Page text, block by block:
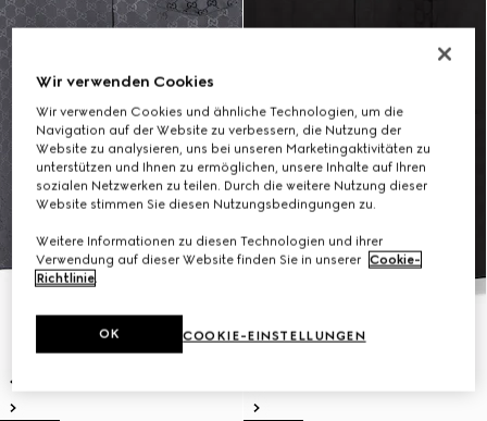
Wir verwenden Cookies
Wir verwenden Cookies und ähnliche Technologien, um die
Navigation auf der Website zu verbessern, die Nutzung der
Website zu analysieren, uns bei unseren Marketingaktivitäten zu
unterstützen und Ihnen zu ermöglichen, unsere Inhalte auf Ihren
sozialen Netzwerken zu teilen. Durch die weitere Nutzung dieser
Website stimmen Sie diesen Nutzungsbedingungen zu.
Weitere Informationen zu diesen Technologien und ihrer
Verwendung auf dieser Website finden Sie in unserer Cookie-
Richtlinie.
COOKIE-EINSTELLUNGEN
OK